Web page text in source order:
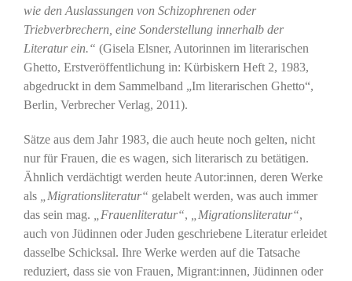
wie den Auslassungen von Schizophrenen oder
Triebverbrechern, eine Sonderstellung innerhalb der
Literatur ein.“ (Gisela Elsner, Autorinnen im literarischen
Ghetto, Erstveröffentlichung in: Kürbiskern Heft 2, 1983,
abgedruckt in dem Sammelband „Im literarischen Ghetto“,
Berlin, Verbrecher Verlag, 2011).
Sätze aus dem Jahr 1983, die auch heute noch gelten, nicht
nur für Frauen, die es wagen, sich literarisch zu betätigen.
Ähnlich verdächtigt werden heute Autor:innen, deren Werke
als
„Migrationsliteratur“ gelabelt werden, was auch immer
das sein mag.
„Frauenliteratur“, „Migrationsliteratur“,
auch von Jüdinnen oder Juden geschriebene Literatur erleidet
dasselbe Schicksal. Ihre Werke werden auf die Tatsache
reduziert, dass sie von Frauen, Migrant:innen, Jüdinnen oder